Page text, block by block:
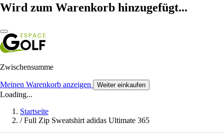
Wird zum Warenkorb hinzugefügt...
Zwischensumme
Meinen Warenkorb anzeigen Weiter einkaufen
Loading...
Startseite
/ Full Zip Sweatshirt adidas Ultimate 365